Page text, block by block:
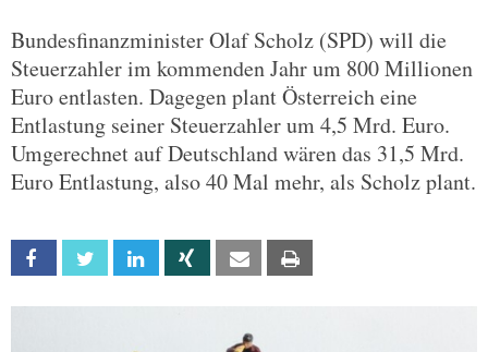
Bundesfinanzminister Olaf Scholz (SPD) will die
Steuerzahler im kommenden Jahr um 800 Millionen
Euro entlasten. Dagegen plant Österreich eine
Entlastung seiner Steuerzahler um 4,5 Mrd. Euro.
Umgerechnet auf Deutschland wären das 31,5 Mrd.
Euro Entlastung, also 40 Mal mehr, als Scholz plant.
Facebook Twitter Linkedin Xing Email